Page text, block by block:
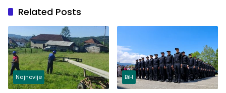
Related Posts
Najnovije BiH